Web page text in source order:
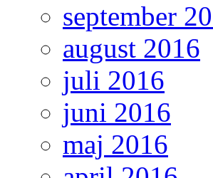
september
august 2016
juli 2016
juni 2016
maj 2016